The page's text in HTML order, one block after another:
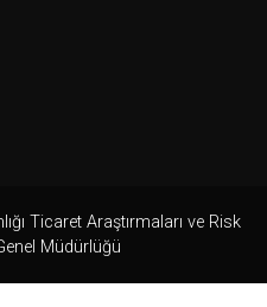
Ticaret Araştırmaları ve Risk
Müdürlüğü